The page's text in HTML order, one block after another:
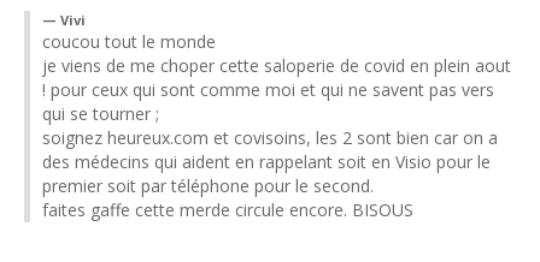
Vivi
coucou tout le monde
je viens de me choper cette saloperie de covid en plein aout
! pour ceux qui sont comme moi et qui ne savent pas vers
qui se tourner ;
soignez heureux.com et covisoins, les 2 sont bien car on a
des médecins qui aident en rappelant soit en Visio pour le
premier soit par téléphone pour le second.
faites gaffe cette merde circule encore. BISOUS